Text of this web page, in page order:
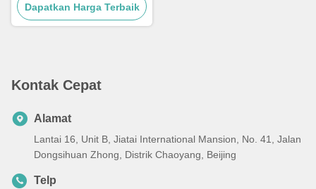
Dapatkan Harga Terbaik
Kontak Cepat
Alamat
Lantai 16, Unit B, Jiatai International Mansion, No. 41, Jalan
Dongsihuan Zhong, Distrik Chaoyang, Beijing
Telp